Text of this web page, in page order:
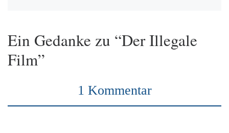
Ein Gedanke zu “Der Illegale
Film”
1 Kommentar